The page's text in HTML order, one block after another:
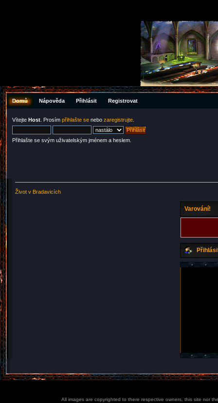
Domů Nápověda Přihlásit Registrovat
Vítejte Host . Prosím přihlašte se nebo zaregistrujte
Přihlašte se svým uživatelským jménem a heslem.
Život v Bradavicích
Varování!
All images are copyrighted to there respective owners, this site nor